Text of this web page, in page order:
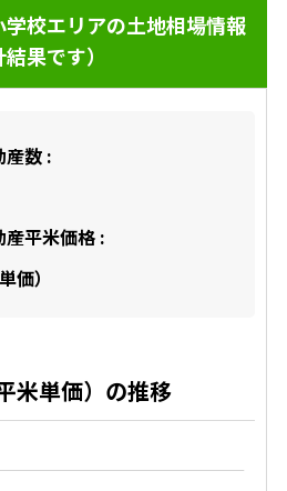
校エリアの土地相場情報
果です）
産数 :
産平米価格 :
価）
米単価）の推移